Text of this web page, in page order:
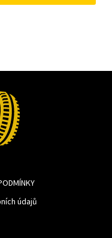
údajů